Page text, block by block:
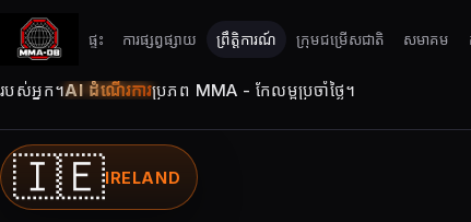
ផ្ទះ ការផ្សព្វផ្សាយ ព្រឹត្តិការណ៍ ក្រុមជម្រើសជាតិ សមាគម
របស់អ្នក។AI ដំណើរការប្រភព MMA - កែលម្អប្រចាំថ្ងៃ។
🇮🇪IRELAND